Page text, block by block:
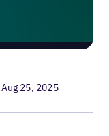
Aug 25, 2025